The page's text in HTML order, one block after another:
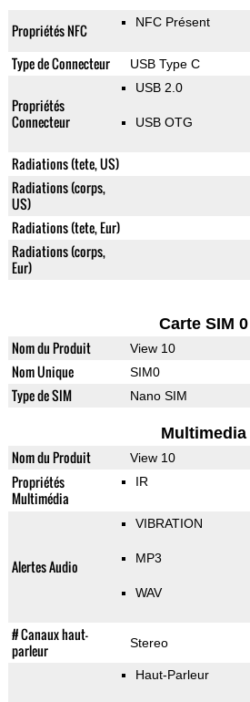
Propriétés NFC NFC Présent
Type de Connecteur USB Type C
Propriétés
Connecteur
USB 2.0
USB OTG
Radiations (tete, US)
Radiations (corps,
US)
Radiations (tete, Eur)
Radiations (corps,
Eur)
Carte SIM 0
Nom du Produit View 10
Nom Unique SIM0
Type de SIM Nano SIM
Multimedia
Nom du Produit View 10
Propriétés
Multimédia
IR
Alertes Audio
VIBRATION
MP3
WAV
# Canaux haut-
parleur
Stereo
Haut-Parleur